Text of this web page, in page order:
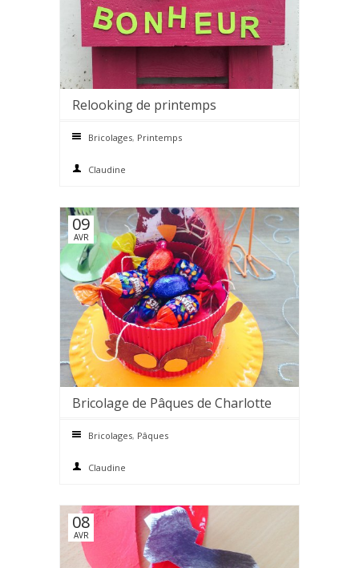
0 comments
Relooking de printemps
Bricolages, Printemps
Claudine
0 comments
09
AVR
Bricolage de Pâques de Charlotte
Bricolages, Pâques
Claudine
08
AVR